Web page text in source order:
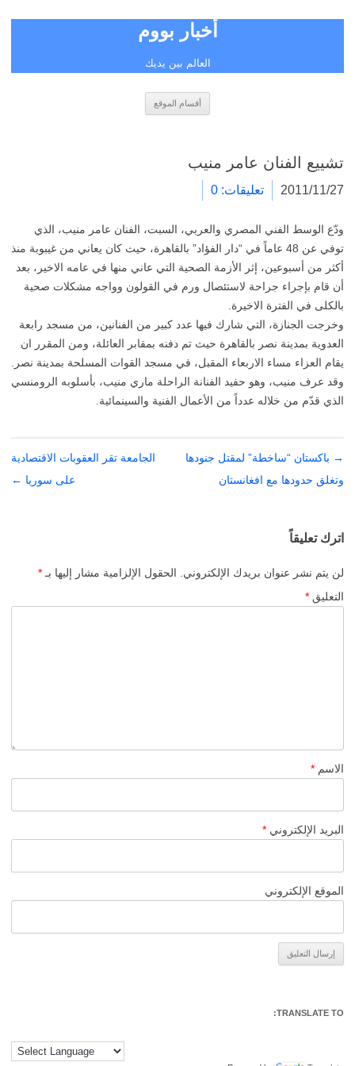
أخبار بووم
العالم بين يديك
أقسام الموقع
تشييع الفنان عامر منيب
2011/11/27 تعليقات: 0
ودّع الوسط الفني المصري والعربي، السبت، الفنان عامر منيب، الذي
توفي عن 48 عاماً في “دار الفؤاد” بالقاهرة، حيث كان يعاني من غيبوبة منذ
أكثر من أسبوعين، إثر الأزمة الصحية التي عاني منها في عامه الاخير، بعد
أن قام بإجراء جراحة لاستئصال ورم في القولون وواجه مشكلات صحية
بالكلى في الفترة الاخيرة.
وخرجت الجنازة، التي شارك فيها عدد كبير من الفنانين، من مسجد رابعة
العدوية بمدينة نصر بالقاهرة حيث تم دفنه بمقابر العائلة، ومن المقرر ان
يقام العزاء مساء الاربعاء المقبل، في مسجد القوات المسلحة بمدينة نصر.
وقد عرف منيب، وهو حفيد الفنانة الراحلة ماري منيب، بأسلوبه الرومنسي
الذي قدّم من خلاله عدداً من الأعمال الفنية والسينمائية.
تصفّح
المقالات
→ باكستان “ساخطة” لمقتل جنودها
وتغلق حدودها مع افغانستان
الجامعة تقر العقوبات الاقتصادية
على سوريا ←
اترك تعليقاً
لن يتم نشر عنوان بريدك الإلكتروني. الحقول الإلزامية مشار إليها بـ *
التعليق *
الاسم *
البريد الإلكتروني *
الموقع الإلكتروني
TRANSLATE TO: